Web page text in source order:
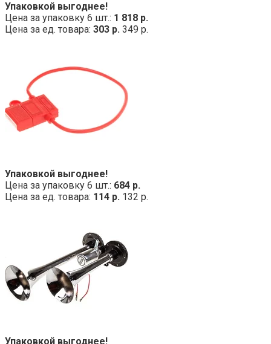
Упаковкой выгоднее!
Цена за упаковку 6 шт.: 1 818 р.
Цена за ед. товара: 303 р. 349 р.
Упаковкой выгоднее!
Цена за упаковку 6 шт.: 684 р.
Цена за ед. товара: 114 р. 132 р.
Упаковкой выгоднее!